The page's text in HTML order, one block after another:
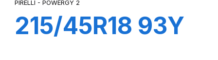
PIRELLI - POWERGY 2
215/45R18 93Y